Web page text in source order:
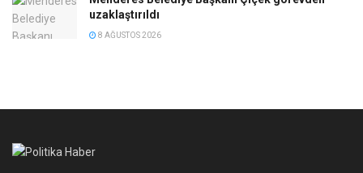
uzaklaştırıldı
8 AĞUSTOS 2026